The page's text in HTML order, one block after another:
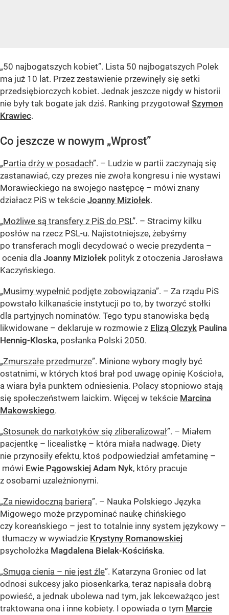
„50 najbogatszych kobiet”. Lista 50 najbogatszych Polek
ma już 10 lat. Przez zestawienie przewinęły się setki
przedsiębiorczych kobiet. Jednak jeszcze nigdy w historii
nie były tak bogate jak dziś. Ranking przygotował Szymon
Krawiec.
Co jeszcze w nowym „Wprost”
„Partia drży w posadach”. – Ludzie w partii zaczynają się
zastanawiać, czy prezes nie zwoła kongresu i nie wystawi
Morawieckiego na swojego następcę – mówi znany
działacz PiS w tekście Joanny Miziołek.
„Możliwe są transfery z PiS do PSL”. – Stracimy kilku
posłów na rzecz PSL-u. Najistotniejsze, żebyśmy
po transferach mogli decydować o wecie prezydenta –
ocenia dla Joanny Miziołek polityk z otoczenia Jarosława
Kaczyńskiego.
„Musimy wypełnić podjęte zobowiązania”. – Za rządu PiS
powstało kilkanaście instytucji po to, by tworzyć stołki
dla partyjnych nominatów. Tego typu stanowiska będą
likwidowane – deklaruje w rozmowie z Elizą Olczyk Paulina
Hennig-Kloska, posłanka Polski 2050.
„Zmurszałe przedmurze”. Minione wybory mogły być
ostatnimi, w których ktoś brał pod uwagę opinię Kościoła,
a wiara była punktem odniesienia. Polacy stopniowo stają
się społeczeństwem laickim. Więcej w tekście Marcina
Makowskiego.
„Stosunek do narkotyków się zliberalizował”. – Miałem
pacjentkę – licealistkę – która miała nadwagę. Diety
nie przynosiły efektu, ktoś podpowiedział amfetaminę –
mówi Ewie Pągowskiej Adam Nyk, który pracuje
z osobami uzależnionymi.
„Za niewidoczną barierą”. – Nauka Polskiego Języka
Migowego może przypominać naukę chińskiego
czy koreańskiego – jest to totalnie inny system językowy –
tłumaczy w wywiadzie Krystyny Romanowskiej
psycholożka Magdalena Bielak-Kościńska.
„Smuga cienia – nie jest źle”. Katarzyna Groniec od lat
odnosi sukcesy jako piosenkarka, teraz napisała dobrą
powieść, a jednak ubolewa nad tym, jak lekceważąco jest
traktowana ona i inne kobiety. I opowiada o tym Marcie